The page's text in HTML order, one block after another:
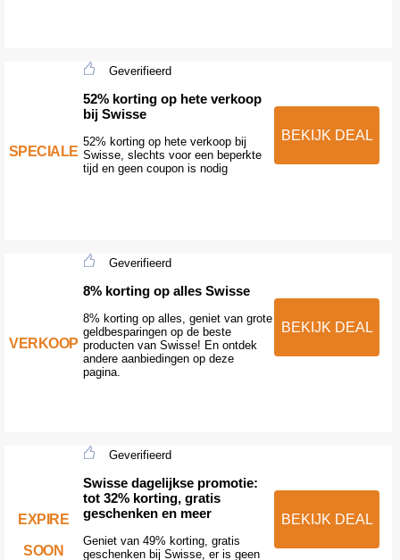
SPECIALE
Geverifieerd
52% korting op hete verkoop
bij Swisse
52% korting op hete verkoop bij
Swisse, slechts voor een beperkte
tijd en geen coupon is nodig
BEKIJK DEAL
VERKOOP
Geverifieerd
8% korting op alles Swisse
8% korting op alles, geniet van grote
geldbesparingen op de beste
producten van Swisse! En ontdek
andere aanbiedingen op deze
pagina.
BEKIJK DEAL
EXPIRE
SOON
Geverifieerd
Swisse dagelijkse promotie:
tot 32% korting, gratis
geschenken en meer
Geniet van 49% korting, gratis
geschenken bij Swisse, er is geen
BEKIJK DEAL